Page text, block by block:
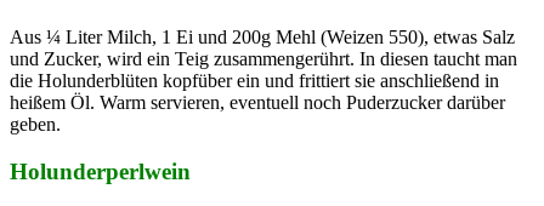
Aus ¼ Liter Milch, 1 Ei und 200g Mehl (Weizen 550), etwas Salz
und Zucker, wird ein Teig zusammengerührt. In diesen taucht man
die Holunderblüten kopfüber ein und frittiert sie anschließend in
heißem Öl. Warm servieren, eventuell noch Puderzucker darüber
geben.
Holunderperlwein